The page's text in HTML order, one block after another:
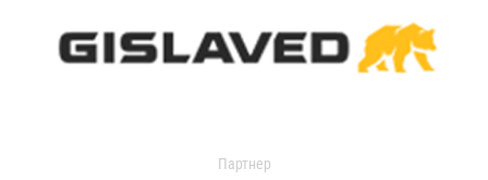
Партнер